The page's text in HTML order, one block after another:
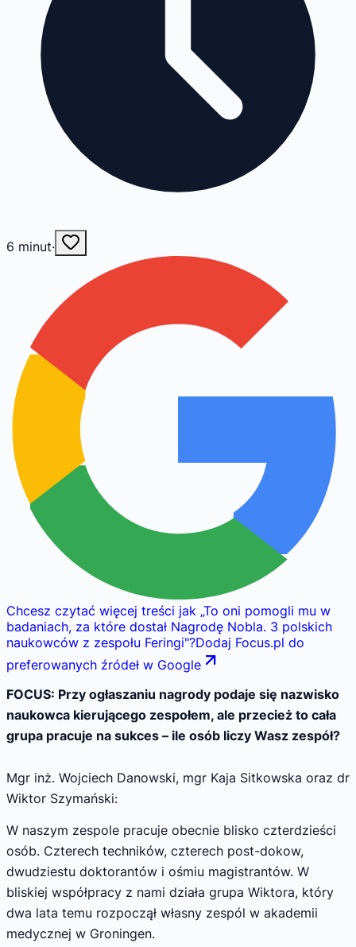
6 minut·
Chcesz czytać więcej treści jak „To oni pomogli mu w
badaniach, za które dostał Nagrodę Nobla. 3 polskich
naukowców z zespołu Feringi"?Dodaj Focus.pl do
preferowanych źródeł w Google
FOCUS: Przy ogłaszaniu nagrody podaje się nazwisko
naukowca kierującego zespołem, ale przecież to cała
grupa pracuje na sukces – ile osób liczy Wasz zespół?
Mgr inż. Wojciech Danowski, mgr Kaja Sitkowska oraz dr
Wiktor Szymański:
W naszym zespole pracuje obecnie blisko czterdzieści
osób. Czterech techników, czterech post-dokow,
dwudziestu doktorantów i ośmiu magistrantów. W
bliskiej współpracy z nami działa grupa Wiktora, który
dwa lata temu rozpoczął własny zespól w akademii
medycznej w Groningen.